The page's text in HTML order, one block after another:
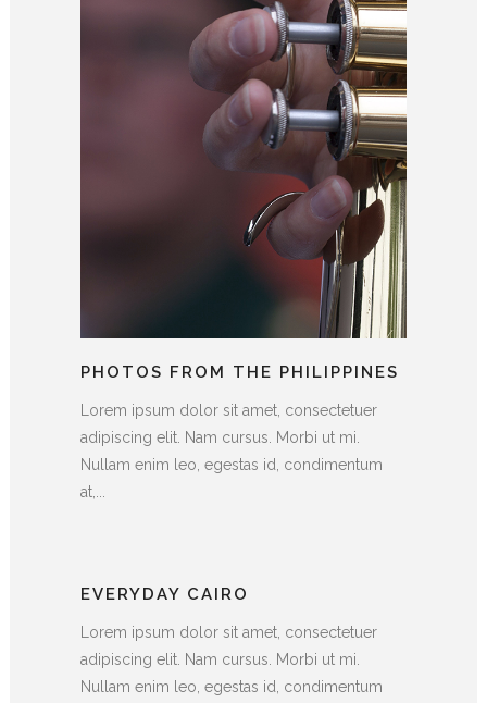
PHOTOS FROM THE PHILIPPINES
Lorem ipsum dolor sit amet, consectetuer
adipiscing elit. Nam cursus. Morbi ut mi.
Nullam enim leo, egestas id, condimentum
at,...
EVERYDAY CAIRO
Lorem ipsum dolor sit amet, consectetuer
adipiscing elit. Nam cursus. Morbi ut mi.
Nullam enim leo, egestas id, condimentum